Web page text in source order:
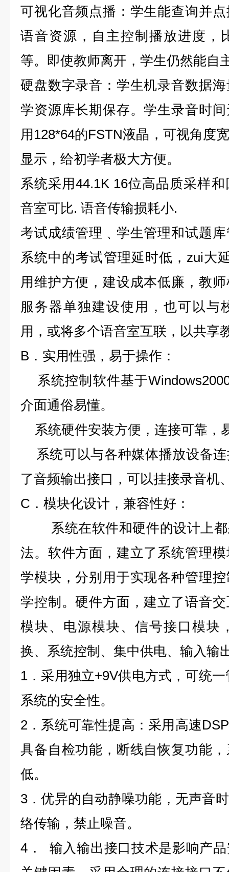
可视化音频点播：学生能查询并
语音资源，自主控制播放进度，
等。即使教师离开，学生仍然能自
硬盘数字录音：学生机录音数据
学资源库长期保存。学生录音时
用128*64的FSTN液晶，可视角度
显示，给初学者极大方便。
系统采用44.1K 16位高品质采样
音室可比. 语音传输损耗小.
考试成绩管理﹑学生管理和试题
系统中的考试管理延时低，zui大
用维护方便，建设成本低廉，教
服务器单独建设使用，也可以与
用，或将多个语音室互联，以共享
B．实用性强，易于操作：
系统控制软件基于
介面通俗易懂。
系统硬件安装方便，连接可靠，
系统可以与各种媒体播放设备
了音频输出接口，可以挂接录音机
C．模块化设计，兼容性好：
系统在软件和硬件的设计上都
法。软件方面，建立了系统管理
学模块，分别用于实现各种管理
学控制。硬件方面，建立了语音
模块、电源模块、信号接口模块
换、系统控制、集中供电、输入输
1．采用独立+9V供电方式，可统
系统的安全性。
2．系统可靠性提高：采用高速
具备自检功能，断线自恢复功能
低。
3．优异的自动静噪功能，无声音
络传输，禁止噪音。
4． 输入输出接口技术是影响产